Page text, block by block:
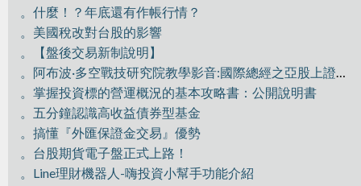
。什麼！？年底還有作帳行情？
。美國稅改對台股的影響
。【盤後交易新制說明】
。阿布波·多空戰技研究院教學影音:國際總經之亞股上證分析
。掌握投資標的營運概況的基本攻略書：公開說明書
。五分鐘認識高收益債券型基金
。搞懂『外匯保證金交易』優勢
。台股期貨電子盤正式上路！
。Line理財機器人-嗨投資小幫手功能介紹